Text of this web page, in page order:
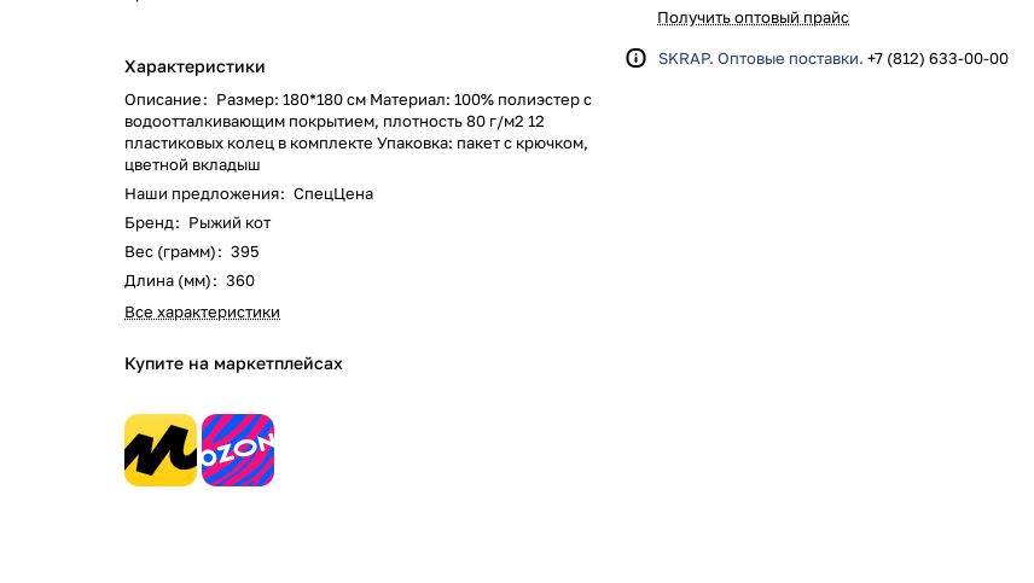
Характеристики
Описание: Размер: 180*180 см Материал: 100% полиэстер с
водоотталкивающим покрытием, плотность 80 г/м2 12
пластиковых колец в комплекте Упаковка: пакет с крючком,
цветной вкладыш
Наши предложения: СпецЦена
Бренд: Рыжий кот
Вес (грамм): 395
Длина (мм): 360
Все характеристики
Купите на маркетплейсах
Получить оптовый прайс
SKRAP. Оптовые поставки. +7 (812) 633-00-00